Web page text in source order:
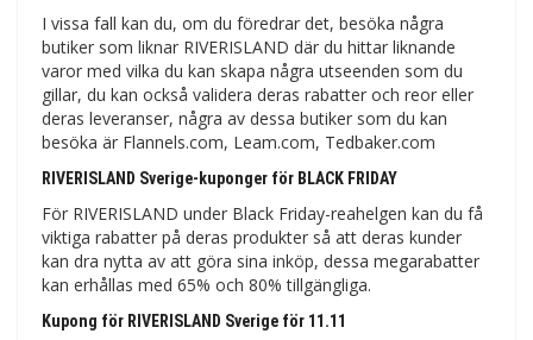
I vissa fall kan du, om du föredrar det, besöka några
butiker som liknar RIVERISLAND där du hittar liknande
varor med vilka du kan skapa några utseenden som du
gillar, du kan också validera deras rabatter och reor eller
deras leveranser, några av dessa butiker som du kan
besöka är Flannels.com, Leam.com, Tedbaker.com
RIVERISLAND Sverige-kuponger för BLACK FRIDAY
För RIVERISLAND under Black Friday-reahelgen kan du få
viktiga rabatter på deras produkter så att deras kunder
kan dra nytta av att göra sina inköp, dessa megarabatter
kan erhållas med 65% och 80% tillgängliga.
Kupong för RIVERISLAND Sverige för 11.11